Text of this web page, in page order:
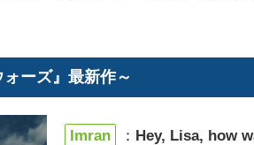
ーズ』最新作～
Imran ： Hey, Lisa, how